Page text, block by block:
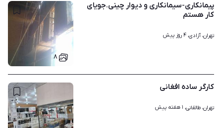
۸
پیمانکاری-سیمانکاری و دیوار چینی.جویای
کار هستم
تهران، آزادی، ۴ روز پیش
کارگر ساده افغانی
تهران، طالقانی، ۱ هفته پیش